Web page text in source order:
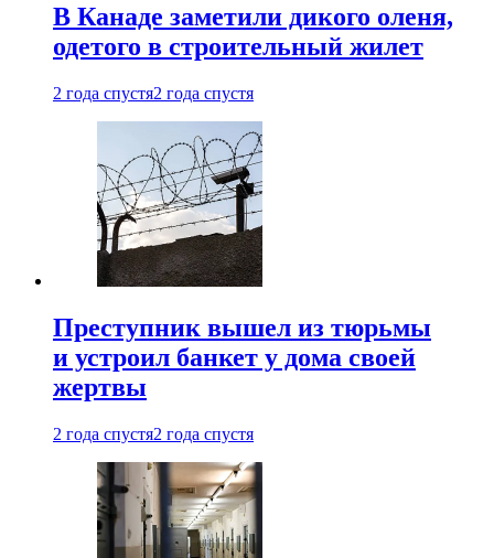
В Канаде заметили дикого оленя,
одетого в строительный жилет
2 года спустя2 года спустя
Преступник вышел из тюрьмы
и устроил банкет у дома своей
жертвы
2 года спустя2 года спустя